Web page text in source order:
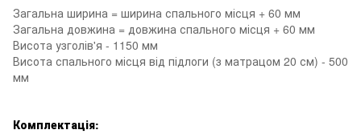
Загальна ширина = ширина спального місця + 60 мм
Загальна довжина = довжина спального місця + 60 мм
Висота узголів'я - 1150 мм
Висота спального місця від підлоги (з матрацом 20 см) - 500
мм
Комплектація: